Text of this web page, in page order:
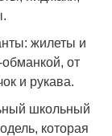
жилеты и
от
и рукава.
школьный
которая